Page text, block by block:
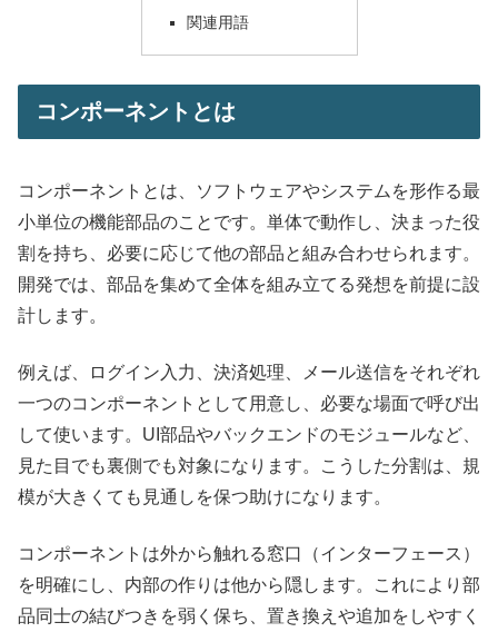
関連用語
コンポーネントとは
コンポーネントとは、ソフトウェアやシステムを形作る最
小単位の機能部品のことです。単体で動作し、決まった役
割を持ち、必要に応じて他の部品と組み合わせられます。
開発では、部品を集めて全体を組み立てる発想を前提に設
計します。
例えば、ログイン入力、決済処理、メール送信をそれぞれ
一つのコンポーネントとして用意し、必要な場面で呼び出
して使います。UI部品やバックエンドのモジュールなど、
見た目でも裏側でも対象になります。こうした分割は、規
模が大きくても見通しを保つ助けになります。
コンポーネントは外から触れる窓口（インターフェース）
を明確にし、内部の作りは他から隠します。これにより部
品同士の結びつきを弱く保ち、置き換えや追加をしやすく